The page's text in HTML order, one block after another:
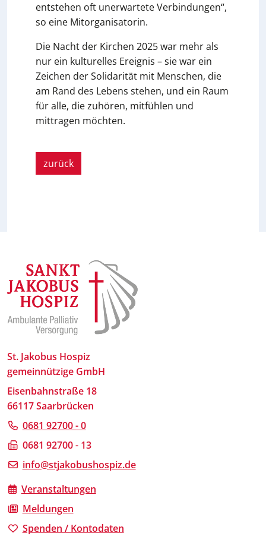
entstehen oft unerwartete Verbindungen“,
so eine Mitorganisatorin.
Die Nacht der Kirchen 2025 war mehr als
nur ein kulturelles Ereignis – sie war ein
Zeichen der Solidarität mit Menschen, die
am Rand des Lebens stehen, und ein Raum
für alle, die zuhören, mitfühlen und
mittragen möchten.
zurück
St. Jakobus Hospiz
gemeinnützige GmbH
Eisenbahnstraße 18
66117 Saarbrücken
0681 92700 - 0
0681 92700 - 13
info@stjakobushospiz.de
Veranstaltungen
Meldungen
Spenden / Kontodaten